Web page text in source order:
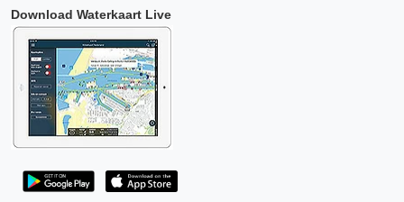
Download Waterkaart Live